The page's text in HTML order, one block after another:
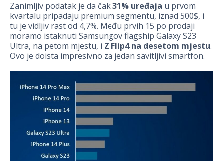
Zanimljiv podatak je da čak31% uređaja u prvom
kvartalu pripadaju premium segmentu, iznad 500$, i
tu je vidljiv rast od 4,7%. Među prvih 15 po prodaji
moramo istaknuti Samsungov flagship Galaxy S23
Ultra, na petom mjestu, i Z Flip4 na desetom mjestu.
Ovo je doista impresivno za jedan savitljivi smartfon.